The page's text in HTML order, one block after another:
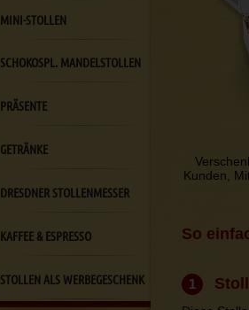
Kunden,
So
1
MINI-STOLLEN
SCHOKOSPL. MANDELSTOLLEN
PRÄSENTE
GETRÄNKE
DRESDNER STOLLENMESSER
KAFFEE & ESPRESSO
STOLLEN ALS WERBEGESCHENK